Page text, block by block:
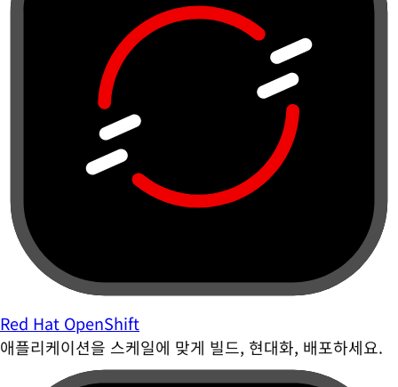
Red Hat OpenShift
애플리케이션을 스케일에 맞게 빌드, 현대화, 배포하세요.